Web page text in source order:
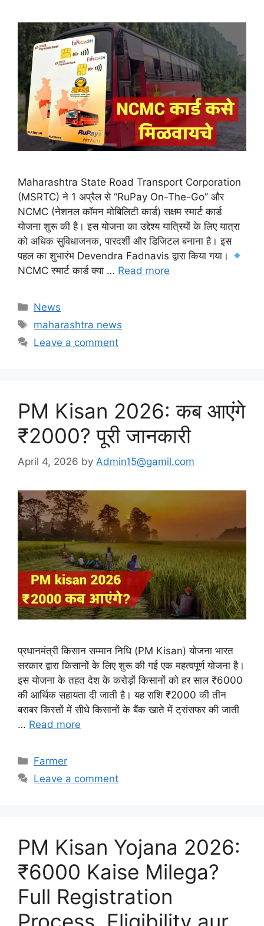
Maharashtra State Road Transport Corporation
(MSRTC) ने 1 अप्रैल से “RuPay On-The-Go” और
NCMC (नेशनल कॉमन मोबिलिटी कार्ड) सक्षम स्मार्ट कार्ड
योजना शुरू की है। इस योजना का उद्देश्य यात्रियों के लिए यात्रा
को अधिक सुविधाजनक, पारदर्शी और डिजिटल बनाना है। इस
पहल का शुभारंभ Devendra Fadnavis द्वारा किया गया।
NCMC स्मार्ट कार्ड क्या … Read more
Categories
News
Tags
maharashtra news
Leave a comment
PM Kisan 2026: कब आएंगे
₹2000? पूरी जानकारी
April 4, 2026 by Admin15@gamil.com
प्रधानमंत्री किसान सम्मान निधि (PM Kisan) योजना भारत
सरकार द्वारा किसानों के लिए शुरू की गई एक महत्वपूर्ण योजना है।
इस योजना के तहत देश के करोड़ों किसानों को हर साल ₹6000
की आर्थिक सहायता दी जाती है। यह राशि ₹2000 की तीन
बराबर किस्तों में सीधे किसानों के बैंक खाते में ट्रांसफर की जाती
… Read more
Categories
Farmer
Leave a comment
PM Kisan Yojana 2026:
₹6000 Kaise Milega?
Full Registration